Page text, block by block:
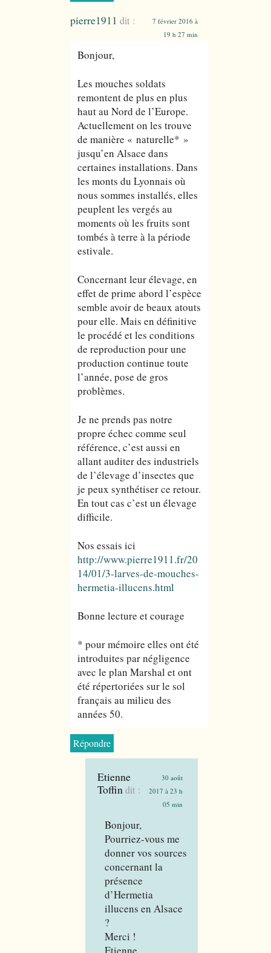
pierre1911 dit :
7 février 2016 à
19 h 27 min
Bonjour,
Les mouches soldats
remontent de plus en plus
haut au Nord de l’Europe.
Actuellement on les trouve
de manière « naturelle* »
jusqu’en Alsace dans
certaines installations. Dans
les monts du Lyonnais où
nous sommes installés, elles
peuplent les vergés au
moments où les fruits sont
tombés à terre à la période
estivale.
Concernant leur élevage, en
effet de prime abord l’espèce
semble avoir de beaux atouts
pour elle. Mais en définitive
le procédé et les conditions
de reproduction pour une
production continue toute
l’année, pose de gros
problèmes.
Je ne prends pas notre
propre échec comme seul
référence, c’est aussi en
allant auditer des industriels
de l’élevage d’insectes que
je peux synthétiser ce retour.
En tout cas c’est un élevage
difficile.
Nos essais ici
http://www.pierre1911.fr/20
14/01/3-larves-de-mouches-
hermetia-illucens.html
Bonne lecture et courage
* pour mémoire elles ont été
introduites par négligence
avec le plan Marshal et ont
été répertoriées sur le sol
français au milieu des
années 50.
Répondre
Etienne
Toffin dit :
30 août
2017 à 23 h
05 min
Bonjour,
Pourriez-vous me
donner vos sources
concernant la
présence
d’Hermetia
illucens en Alsace
?
Merci !